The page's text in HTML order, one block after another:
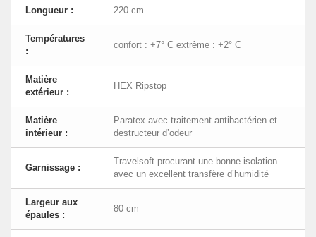
Longueur : 220 cm
Températures
:
confort : +7° C extrême : +2° C
Matière
extérieur :
HEX Ripstop
Matière
intérieur :
Paratex avec traitement antibactérien et
destructeur d’odeur
Garnissage :
Travelsoft procurant une bonne isolation
avec un excellent transfère d’humidité
Largeur aux
épaules :
80 cm